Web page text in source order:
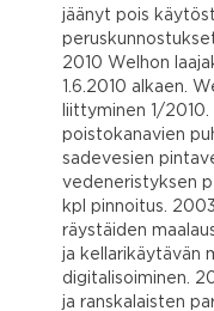
jäänyt pois
2010 Welhon
1.6.2010 alkaen.
liittyminen 1/
poistokanavien
sadevesien
vedeneristyksen
kpl pinnoitus.
räystäiden
ja kellarikäytävän
digitalisoiminen.
ja ranskalaisten